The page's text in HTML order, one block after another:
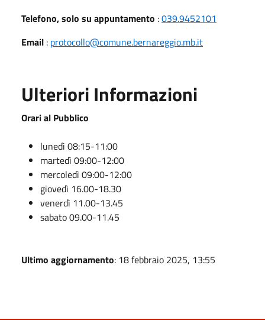
Telefono, solo su appuntamento :039.9452101
Email : protocollo@comune.bernareggio.mb.it
Ulteriori Informazioni
Orari al Pubblico
lunedì 08:15-11:00
martedì 09:00-12:00
mercoledì 09:00-12:00
giovedì 16.00-18.30
venerdì 11.00-13.45
sabato 09.00-11.45
Ultimo aggiornamento: 18 febbraio 2025, 13:55